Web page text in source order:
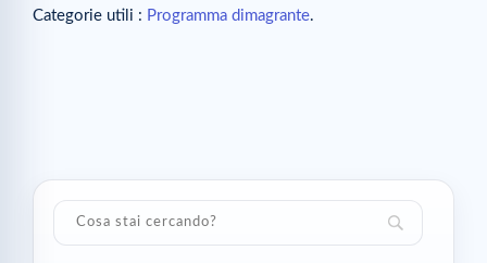
Categorie utili : Programma dimagrante.